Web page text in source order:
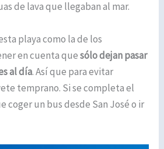
de lava que llegaban al mar.
playa como la de los
en cuenta quesólo dejan pasar
al día. Así que para evitar
temprano. Si se completa el
coger un bus desde San José o ir